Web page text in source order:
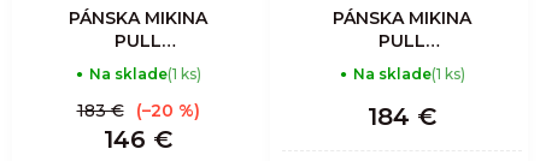
PÁNSKA MIKINA
PULL
RESOLUTION
LIGHT - SULFUR
BLACK
Na sklade(1 ks)
146 €
183 € (–20 %)
PÁNSKA MIKINA
PULL
RESOLUTION
LIGHT - SULFUR-
BLACK
Na sklade(1 ks)
184 €